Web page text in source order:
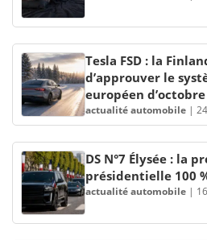
Tesla FSD : la
d’approuver le
européen d’octobre
actualité automobile |
DS N°7 Élysée : la
présidentielle 100
actualité automobile |